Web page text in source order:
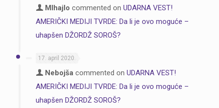
MIhajlo commented on UDARNA VEST!
AMERIČKI MEDIJI TVRDE: Da li je ovo moguće –
uhapšen DŽORDŽ SOROŠ?
17. april 2020.
Nebojša commented on UDARNA VEST!
AMERIČKI MEDIJI TVRDE: Da li je ovo moguće –
uhapšen DŽORDŽ SOROŠ?